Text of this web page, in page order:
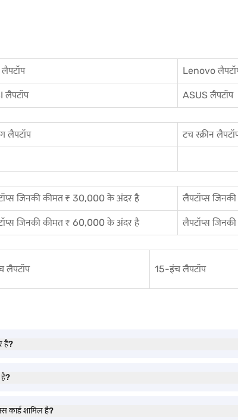
Lenovo
लैपटॉप
ASUS लैपटॉप
लैपटॉप टच स्क्रीन
जिनकी कीमत ₹ 30,000 के अंदर है लैपटॉप्स
जिनकी कीमत ₹ 60,000 के अंदर है
लैपटॉप्स
लैपटॉप 15-इंच लैपटॉप
है?
कार्ड शामिल है?